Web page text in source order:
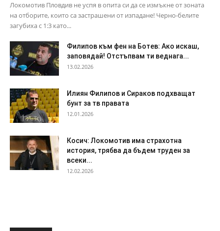
Локомотив Пловдив не успя в опита си да се измъкне от зоната
на отборите, които са застрашени от изпадане! Черно-белите
загубиха с 1:3 като...
Филипов към фен на Ботев: Ако искаш,
заповядай! Отстъпвам ти веднага...
13.02.2026
Илиян Филипов и Сираков подхващат
бунт за тв правата
12.01.2026
Косич: Локомотив има страхотна
история, трябва да бъдем труден за
всеки...
12.02.2026